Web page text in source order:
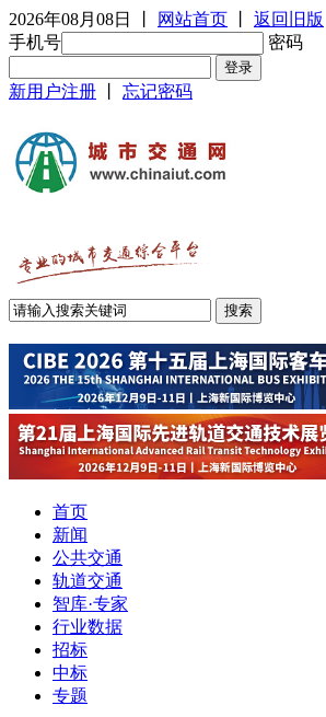
2026年08月08日 网站首页
返回旧版
手机号
密码
新用户注册 忘记密码
首页
新闻
公共交通
轨道交通
智库·专家
行业数据
招标
中标
专题